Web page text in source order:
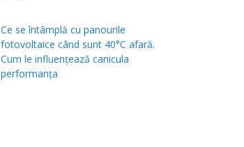
Ce se întâmplă cu panourile
fotovoltaice când sunt 40°C afară.
Cum le influențează canicula
performanța